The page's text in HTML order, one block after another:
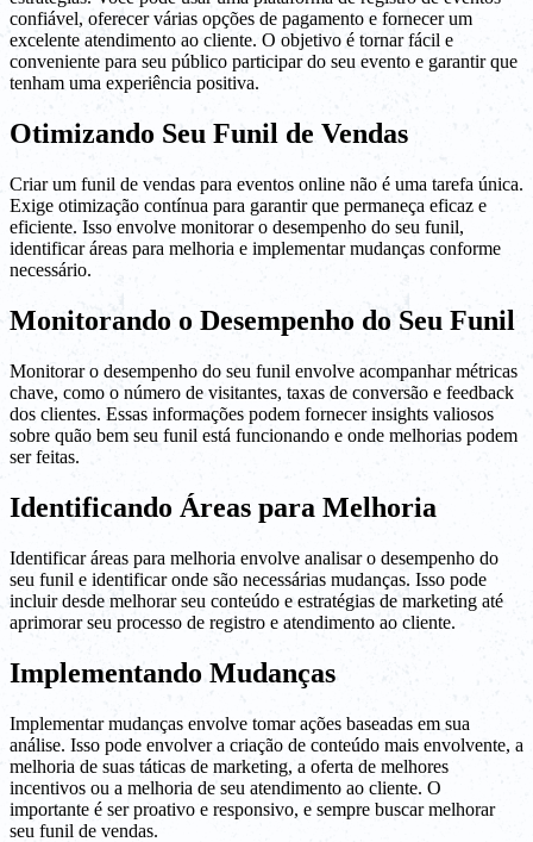
confiável, oferecer várias opções de pagamento e fornecer um
excelente atendimento ao cliente. O objetivo é tornar fácil e
conveniente para seu público participar do seu evento e garantir que
tenham uma experiência positiva.
Otimizando Seu Funil de Vendas
Criar um funil de vendas para eventos online não é uma tarefa única.
Exige otimização contínua para garantir que permaneça eficaz e
eficiente. Isso envolve monitorar o desempenho do seu funil,
identificar áreas para melhoria e implementar mudanças conforme
necessário.
Monitorando o Desempenho do Seu Funil
Monitorar o desempenho do seu funil envolve acompanhar métricas
chave, como o número de visitantes, taxas de conversão e feedback
dos clientes. Essas informações podem fornecer insights valiosos
sobre quão bem seu funil está funcionando e onde melhorias podem
ser feitas.
Identificando Áreas para Melhoria
Identificar áreas para melhoria envolve analisar o desempenho do
seu funil e identificar onde são necessárias mudanças. Isso pode
incluir desde melhorar seu conteúdo e estratégias de marketing até
aprimorar seu processo de registro e atendimento ao cliente.
Implementando Mudanças
Implementar mudanças envolve tomar ações baseadas em sua
análise. Isso pode envolver a criação de conteúdo mais envolvente, a
melhoria de suas táticas de marketing, a oferta de melhores
incentivos ou a melhoria de seu atendimento ao cliente. O
importante é ser proativo e responsivo, e sempre buscar melhorar
seu funil de vendas.